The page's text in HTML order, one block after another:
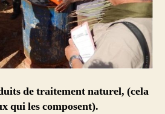
de traitement naturel, (cela
qui les composent).